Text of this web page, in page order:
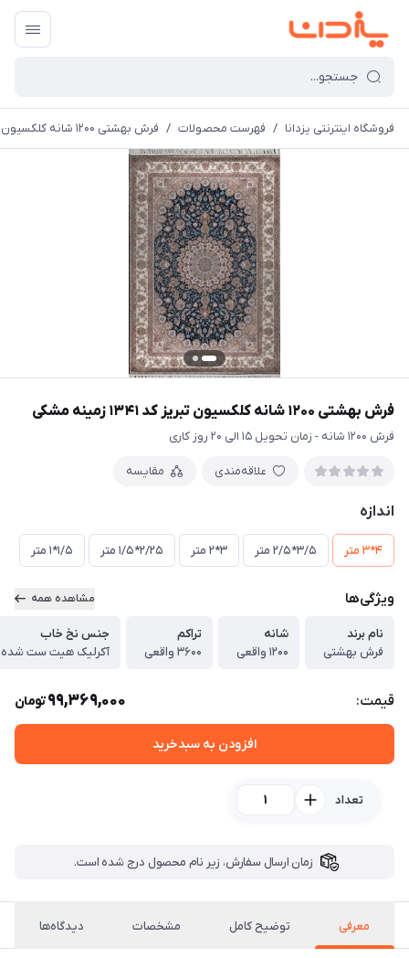
فروشگاه اینترنتی یزدانا / فهرست محصولات / فرش بهشتی 1200 شانه کلکسیون تبریز کد 1341 زمینه مشکی
فرش بهشتی 1200 شانه کلکسیون تبریز کد 1341 زمینه مشکی
فرش 1200 شانه - زمان تحویل 15 الی 20 روز کاری
علاقه‌مندی مقایسه
اندازه
4*3 متر 3/5*2/5 متر 3*2 متر 2/25*1/5 متر 1/5*1 متر
ویژگی‌ها مشاهده همه
نام برند
فرش بهشتی
شانه
1200 واقعی
تراکم
3600 واقعی
جنس نخ خاب
آکرلیک هیت ست شده
قیمت: 99,369,000تومان
افزودن به سبدخرید
تعداد
زمان ارسال سفارش، زیر نام محصول درج شده است.
معرفی توضیح کامل مشخصات دیدگاه‌ها